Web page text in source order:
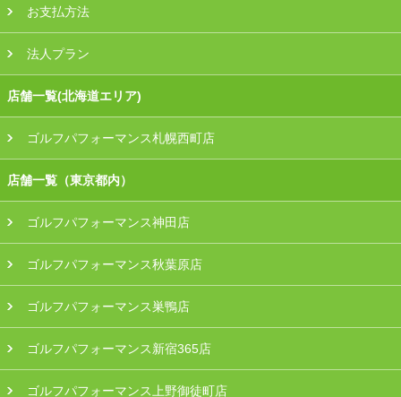
お支払方法
法人プラン
店舗一覧(北海道エリア)
ゴルフパフォーマンス札幌西町店
店舗一覧（東京都内）
ゴルフパフォーマンス神田店
ゴルフパフォーマンス秋葉原店
ゴルフパフォーマンス巣鴨店
ゴルフパフォーマンス新宿365店
ゴルフパフォーマンス上野御徒町店